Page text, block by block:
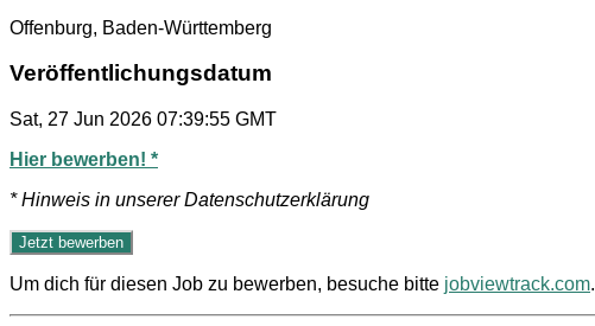
Offenburg, Baden-Württemberg
Veröffentlichungsdatum
Sat, 27 Jun 2026 07:39:55 GMT
Hier bewerben! *
* Hinweis in unserer Datenschutzerklärung
Um dich für diesen Job zu bewerben, besuche bitte jobviewtrack.com.